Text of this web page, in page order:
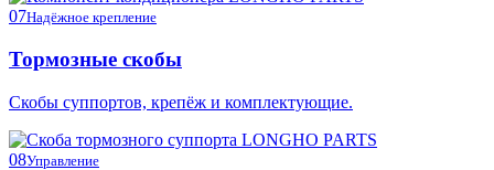
07Надёжное крепление
Тормозные скобы
Скобы суппортов, крепёж и комплектующие.
08Управление